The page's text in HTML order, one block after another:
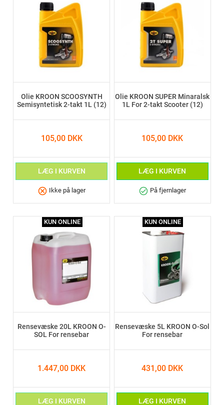
Olie KROON SCOOSYNTH
Semisyntetisk 2-takt 1L (12)
105,00 DKK
LÆG I KURVEN
cancel Ikke på lager
Olie KROON SUPER Minaralsk
1L For 2-takt Scooter (12)
105,00 DKK
LÆG I KURVEN
check_circle På fjernlager
Rensevæske 20L KROON O-
SOL For rensebar
1.447,00 DKK
LÆG I KURVEN
KUN ONLINE
Rensevæske 5L KROON O-Sol
For rensebar
431,00 DKK
LÆG I KURVEN
KUN ONLINE